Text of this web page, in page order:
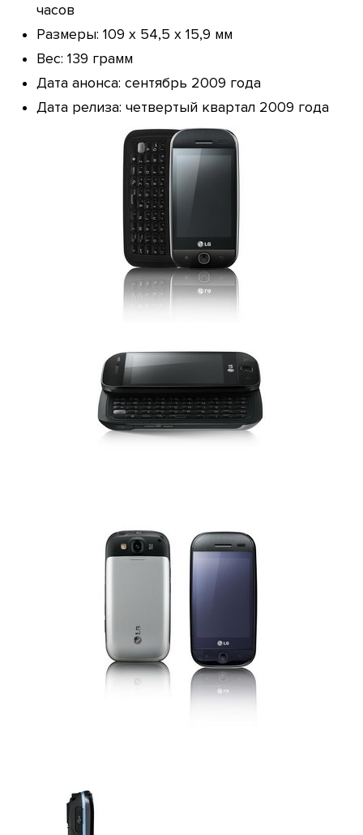
часов
Размеры: 109 x 54,5 x 15,9 мм
Вес: 139 грамм
Дата анонса: сентябрь 2009 года
Дата релиза: четвертый квартал 2009 года